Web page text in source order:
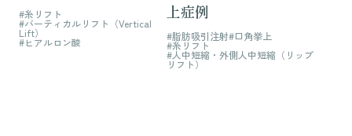
#糸リフト
#バーティカルリフト（Vertical
Lift）
#ヒアルロン酸
上症例
#脂肪吸引注射#口角挙上
#糸リフト
#人中短縮・外側人中短縮（リップ
リフト）